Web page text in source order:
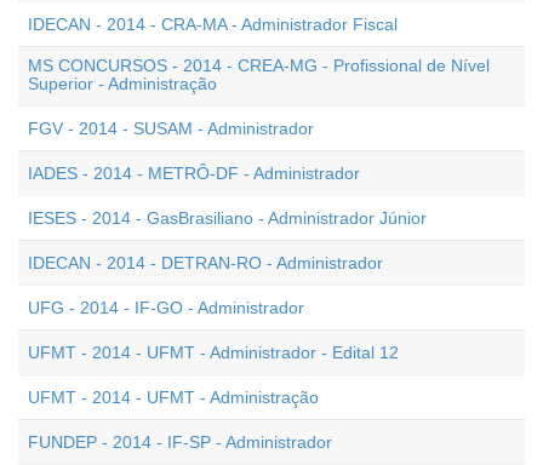
IDECAN - 2014 - CRA-MA - Administrador Fiscal
MS CONCURSOS - 2014 - CREA-MG - Profissional de Nível
Superior - Administração
FGV - 2014 - SUSAM - Administrador
IADES - 2014 - METRÔ-DF - Administrador
IESES - 2014 - GasBrasiliano - Administrador Júnior
IDECAN - 2014 - DETRAN-RO - Administrador
UFG - 2014 - IF-GO - Administrador
UFMT - 2014 - UFMT - Administrador - Edital 12
UFMT - 2014 - UFMT - Administração
FUNDEP - 2014 - IF-SP - Administrador